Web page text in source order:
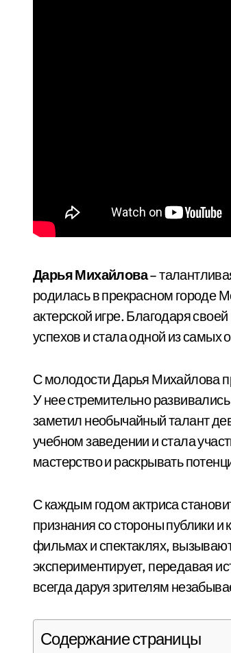
Дарья Михайлова–
родилась в прекрасном городе
актерской игре. Благодаря
успехов и стала одной из
С молодости Дарья Михайлова
У нее стремительно
заметил необычайный талант
учебном заведении и стала
мастерство и раскрывать
С каждым годом актриса
признания со стороны публики
фильмах и спектаклях,
экспериментирует, передавая
всегда даруя зрителям
Содержание страницы